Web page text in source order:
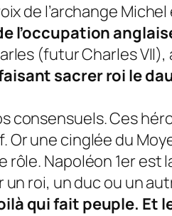
de l’archange
l’occupation
(futur Charles
sacrer roi le
consensuels. Ces
Or une cinglée du
Napoléon 1er est
roi, un duc ou un
quifait peuple. Et